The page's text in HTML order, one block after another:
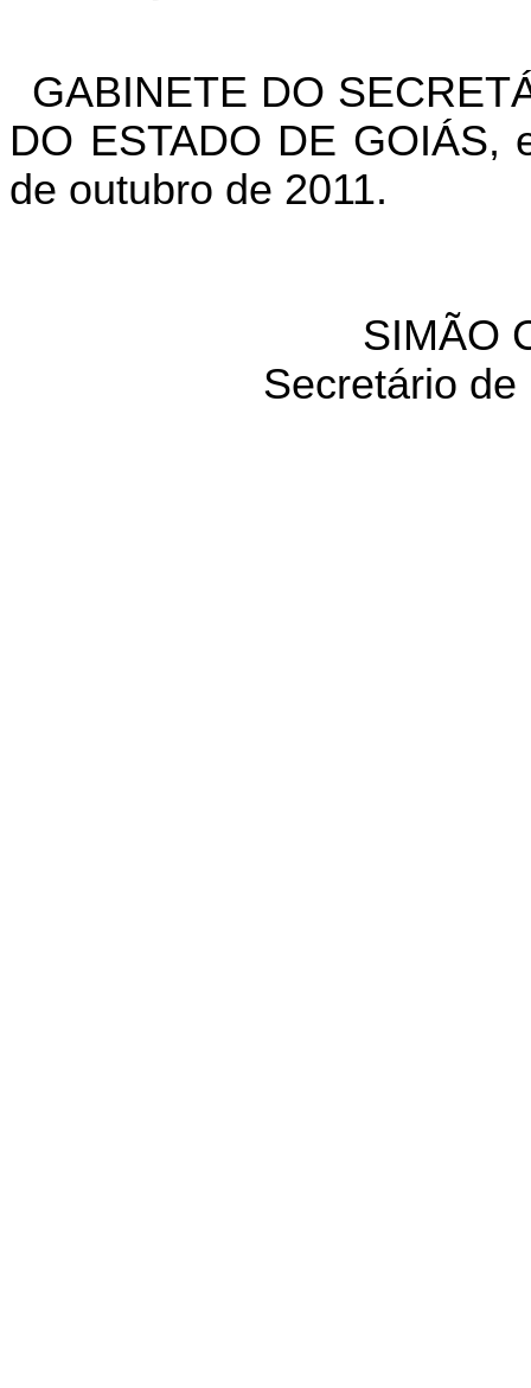
GABINETE DO
DO ESTADO DE GOIÁS,
de outubro de 2011.
SIMÃO
Secretário